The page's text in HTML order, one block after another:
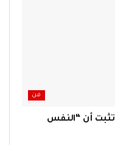
فن
تثبت أن “النفس